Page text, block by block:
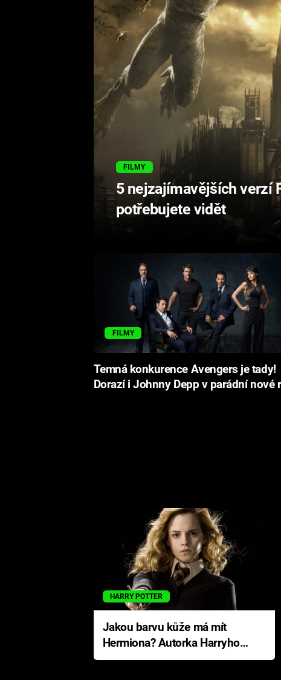
FILMY
5 nejzajímavějších verzí
potřebujete vidět
FILMY
Temná konkurence Avengers je tady!
Dorazí i Johnny Depp v parádní nové
HARRY POTTER
Jakou barvu kůže má mít
Hermiona? Autorka Harryho
Pottera přišla s ráznou